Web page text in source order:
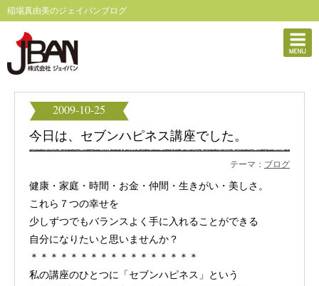
稲場真由美のジェイバンブログ
今日は、セブンハピネス講座でした。
2009-10-25
テーマ： ブログ
健康・家庭・時間・お金・仲間・生きがい・美しさ。
これら７つの幸せを
少しずつでもバランスよく手に入れることができる
自分になりたいと思いませんか？
＊＊＊＊＊＊＊＊＊＊＊＊＊＊＊＊＊
私の講座のひとつに「セブンハピネス」という